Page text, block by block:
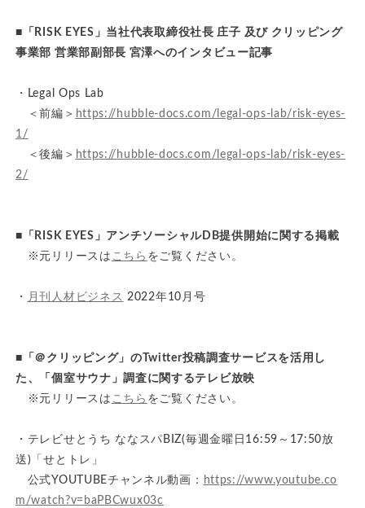
■「RISK EYES」当社代表取締役社長 庄子 及び クリッピング
事業部 営業部副部長 宮澤へのインタビュー記事
・Legal Ops Lab
＜前編＞ https://hubble-docs.com/legal-ops-lab/risk-eyes-
1/
＜後編＞ https://hubble-docs.com/legal-ops-lab/risk-eyes-
2/
■「RISK EYES」アンチソーシャルDB提供開始に関する掲載
※元リリースは こちら をご覧ください。
・ 月刊人材ビジネス 2022年10月号
■「＠クリッピング」のTwitter投稿調査サービスを活用し
た、「個室サウナ」調査に関するテレビ放映
※元リリースは こちら をご覧ください。
・テレビせとうち ななスパBIZ(毎週金曜日16:59～17:50放
送)「せとトレ」
公式YOUTUBEチャンネル動画：
https://www.youtube.co
m/watch?v=baPBCwux03c